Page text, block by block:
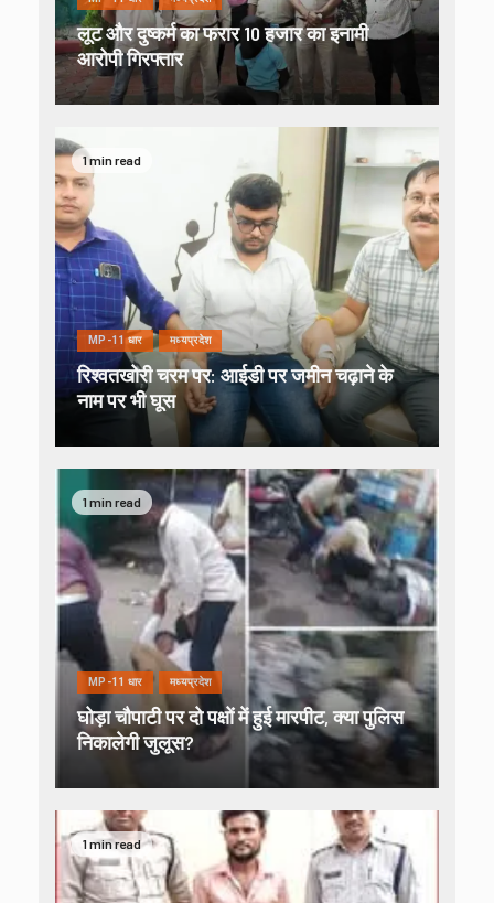
लूट और दुष्कर्म का फरार 10 हजार का इनामी
आरोपी गिरफ्तार
1 min read
MP-11 धार मध्यप्रदेश
रिश्वतखोरी चरम पर: आईडी पर जमीन चढ़ाने के
नाम पर भी घूस
1 min read
MP-11 धार मध्यप्रदेश
घोड़ा चौपाटी पर दो पक्षों में हुई मारपीट, क्या पुलिस
निकालेगी जुलूस?
1 min read